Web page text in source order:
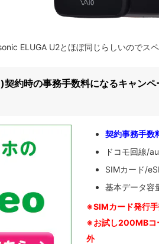
ELUGA U2とほぼ同じらしいのでスペ
約時の事務手数料になるキャンペ
契約事務手数
ドコモ回線/
SIMカード/
基本データ容
※SIMカード発行
※お試し200MBコ
外